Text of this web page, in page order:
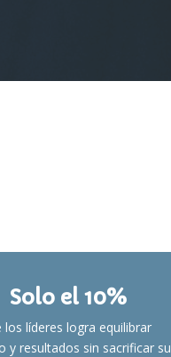
Solo el 10%
los líderes logra equilibrar
y resultados sin sacrificar su